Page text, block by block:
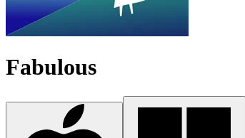
Fabulous